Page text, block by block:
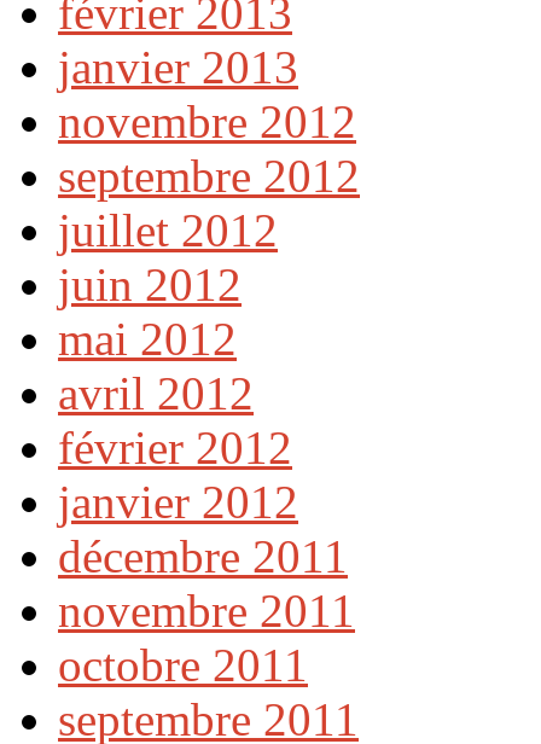
février 2013
janvier 2013
novembre 2012
septembre 2012
juillet 2012
juin 2012
mai 2012
avril 2012
février 2012
janvier 2012
décembre 2011
novembre 2011
octobre 2011
septembre 2011